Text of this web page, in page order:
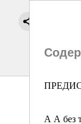
А А без